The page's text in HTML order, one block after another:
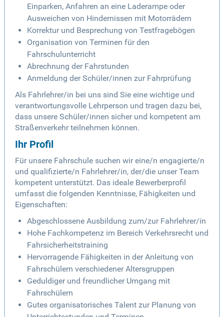
Einparken, Anfahren an eine Laderampe oder
Ausweichen von Hindernissen mit Motorrädern
Korrektur und Besprechung von Testfragebögen
Organisation von Terminen für den
Fahrschulunterricht
Abrechnung der Fahrstunden
Anmeldung der Schüler/innen zur Fahrprüfung
Als Fahrlehrer/in bei uns sind Sie eine wichtige und
verantwortungsvolle Lehrperson und tragen dazu bei,
dass unsere Schüler/innen sicher und kompetent am
Straßenverkehr teilnehmen können.
Ihr Profil
Für unsere Fahrschule suchen wir eine/n engagierte/n
und qualifizierte/n Fahrlehrer/in, der/die unser Team
kompetent unterstützt. Das ideale Bewerberprofil
umfasst die folgenden Kenntnisse, Fähigkeiten und
Eigenschaften:
Abgeschlossene Ausbildung zum/zur Fahrlehrer/in
Hohe Fachkompetenz im Bereich Verkehrsrecht und
Fahrsicherheitstraining
Hervorragende Fähigkeiten in der Anleitung von
Fahrschülern verschiedener Altersgruppen
Geduldiger und freundlicher Umgang mit
Fahrschülern
Gutes organisatorisches Talent zur Planung von